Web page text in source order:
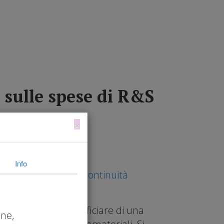
spese di R&S
deduzione 110%
Continuità
imprese di beneficiare di una
×
Info